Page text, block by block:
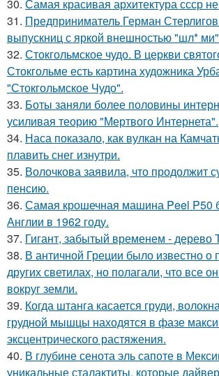
30. Самая красивая архитектура ссср
31. Предприниматель Герман
выпускниц с яркой внешностью "шл*
32. Стокгольмское чудо. В церкви
Стокгольме есть картина художника
"Стокгольмское Чудо".
33. Боты заняли более половины
усиливая теорию "Мертвого Интернета".
34. Наса показало, как вулкан на
плавить снег изнутри.
35. Волочкова заявила, что продолжит
пенсию.
36. Самая крошечная машина Peel P50
Англии в 1962 году.
37. Гигант, забытый временем - дерево
38. В античной Греции было известно о
других светилах, но полагали, что все
вокруг земли.
39. Когда штанга касается груди,
грудной мышцы находятся в фазе
эксцентрического растяжения.
40. В глубине сенота эль сапоте в
уникальные сталактиты, которые